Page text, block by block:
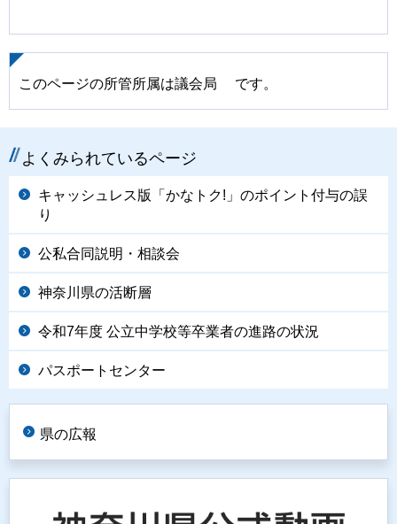
このページの所管所属は議会局 です。
よくみられているページ
キャッシュレス版「かなトク!」のポイント付与の誤
り
公私合同説明・相談会
神奈川県の活断層
令和7年度 公立中学校等卒業者の進路の状況
パスポートセンター
県の広報